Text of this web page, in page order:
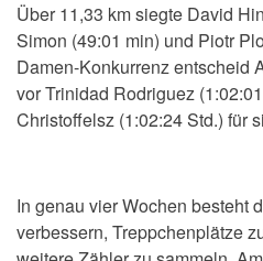
Über 11,33 km siegte David
Simon (49:01 min) und Piotr
Damen-Konkurrenz entscheid
vor Trinidad Rodriguez
Christoffelsz (1:02:24 Std.) für
In genau vier Wochen besteht
verbessern, Treppchenplätze